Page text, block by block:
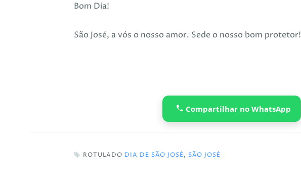
Bom Dia!
São José, a vós o nosso amor. Sede o nosso bom protetor!
Compartilhar no WhatsApp
ROTULADO DIA DE SÃO JOSÉ, SÃO JOSÉ